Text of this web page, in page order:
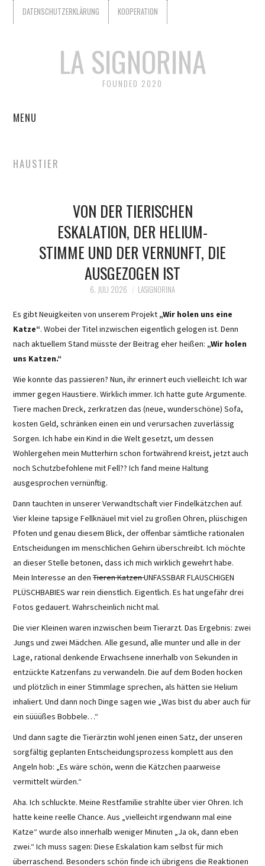
DATENSCHUTZERKLÄRUNG KOOPERATION
LA SIGNORINA
FOUNDED 2020
MENU
WER IST LA SIGNORINA?
DATENSCHUTZERKLÄRUNG
HAUSTIER
VON DER TIERISCHEN
ESKALATION, DER HELIUM-
STIMME UND DER VERNUNFT, DIE
AUSGEZOGEN IST
6. JULI 2026 LASIGNORINA
Es gibt Neuigkeiten von unserem Projekt „Wir holen uns eine
Katze“. Wobei der Titel inzwischen eigentlich gelogen ist. Denn
nach aktuellem Stand müsste der Beitrag eher heißen: „Wir holen
uns Katzen.“
Wie konnte das passieren? Nun, ihr erinnert euch vielleicht: Ich war
immer gegen Haustiere. Wirklich immer. Ich hatte gute Argumente.
Tiere machen Dreck, zerkratzen das (neue, wunderschöne) Sofa,
kosten Geld, schränken einen ein und verursachen zuverlässig
Sorgen. Ich habe ein Kind in die Welt gesetzt, um dessen
Wohlergehen mein Mutterhirn schon fortwährend kreist, jetzt auch
noch Schutzbefohlene mit Fell?? Ich fand meine Haltung
ausgesprochen vernünftig.
Dann tauchten in unserer Verwandtschaft vier Findelkätzchen auf.
Vier kleine tapsige Fellknäuel mit viel zu großen Ohren, plüschigen
Pfoten und genau diesem Blick, der offenbar sämtliche rationalen
Entscheidungen im menschlichen Gehirn überschreibt. Ich möchte
an dieser Stelle betonen, dass ich mich wirklich gewehrt habe.
Mein Interesse an denTierenKatzenUNFASSBAR FLAUSCHIGEN
PLÜSCHBABIES war rein dienstlich. Eigentlich. Es hat ungefähr drei
Fotos gedauert. Wahrscheinlich nicht mal.
Die vier Kleinen waren inzwischen beim Tierarzt. Das Ergebnis: zwei
Jungs und zwei Mädchen. Alle gesund, alle munter und alle in der
Lage, rational denkende Erwachsene innerhalb von Sekunden in
entzückte Katzenfans zu verwandeln. Die auf dem Boden hocken
und plötzlich in einer Stimmlage sprechen, als hätten sie Helium
inhaliert. Und dann noch Dinge sagen wie „Was bist du aber auch für
ein süüüßes Bobbele…“
Und dann sagte die Tierärztin wohl jenen einen Satz, der unseren
sorgfältig geplanten Entscheidungsprozess komplett aus den
Angeln hob: „Es wäre schön, wenn die Kätzchen paarweise
vermittelt würden.“
Aha. Ich schluckte. Meine Restfamilie strahlte über vier Ohren. Ich
hatte keine reelle Chance. Aus „vielleicht irgendwann mal eine
Katze“ wurde also innerhalb weniger Minuten „Ja ok, dann eben
zwei.“ Ich muss sagen: Diese Eskalation kam selbst für mich
überraschend. Besonders schön finde ich übrigens die Reaktionen